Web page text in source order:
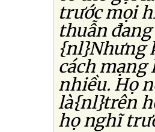
trước mọi
thuẫn
{nl}Nhưng
cách
nhiều. Họ
là{nl}trên
họ nghĩ